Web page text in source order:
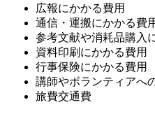
広報にかかる費用
通信・運搬にかかる費
参考文献や消耗品購入
資料印刷にかかる費用
行事保険にかかる費用
講師やボランティアへ
旅費交通費